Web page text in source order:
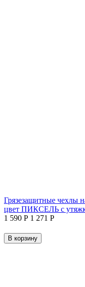
Грязезащитные чехлы
цвет ПИКСЕЛЬ с
1 590 Р 1 271 Р
В корзину